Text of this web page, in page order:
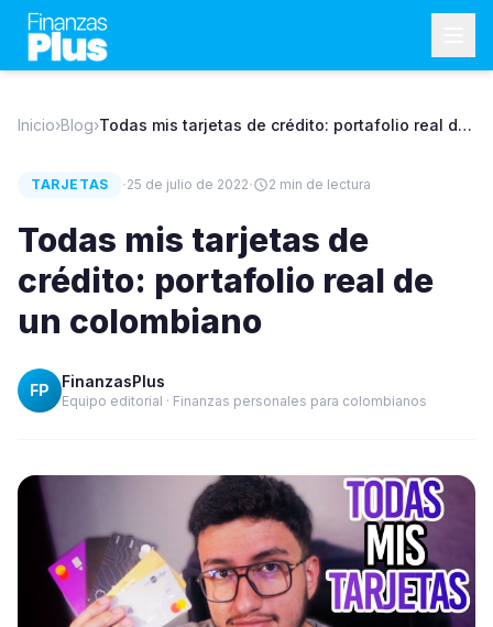
Inicio›Blog›Todas mis tarjetas de crédito: portafolio real de
TARJETAS ·25 de julio de 2022· 2 min de lectura
Todas mis tarjetas de
crédito: portafolio real de
un colombiano
FP FinanzasPlus
Equipo editorial · Finanzas personales para colombianos